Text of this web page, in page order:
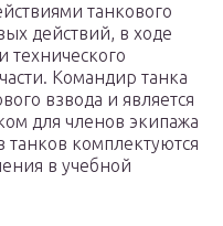
танкового
действий, в ходе
технического
Командир танка
взвода и является
для членов экипажа
комплектуются
в учебной